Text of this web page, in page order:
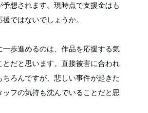
想されます。現時点で支援金はも
ではないでしょうか。
一歩進めるのは、作品を応援する気
とだと思います。直接被害に合われ
ちろんですが、悲しい事件が起きた
ッフの気持も沈んでいることだと思